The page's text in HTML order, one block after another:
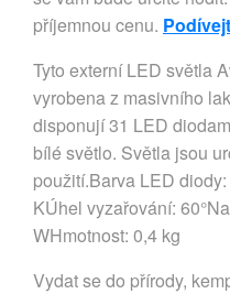
příjemnou cenu.
Tyto externí LED světla
vyrobena z masivního
disponují 31 LED
bílé světlo. Světla jsou
použití.Barva LED
KÚhel vyzařování:
WHmotnost: 0,4 kg
Vydat se do přírody,